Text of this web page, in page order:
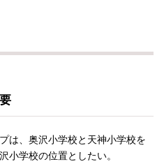
は、奥沢小学校と天神小学校を
小学校の位置としたい。